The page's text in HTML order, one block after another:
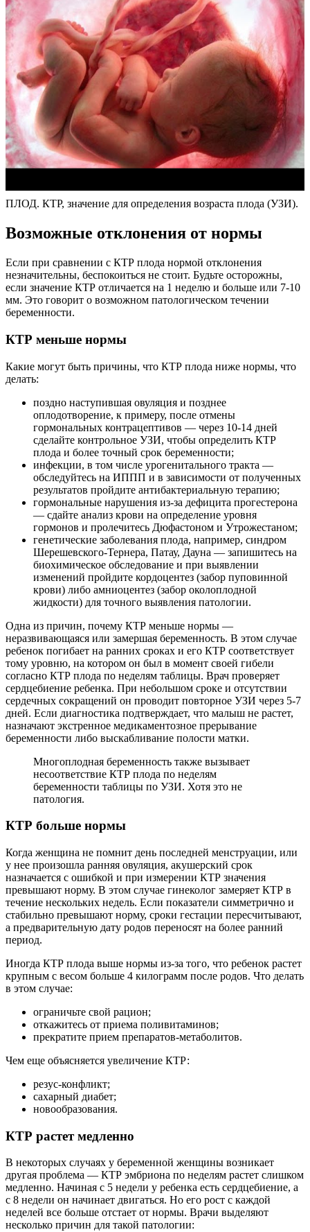
ПЛОД. КТР, значение для определения возраста плода (УЗИ).
Возможные отклонения от нормы
Если при сравнении с КТР плода нормой отклонения
незначительны, беспокоиться не стоит. Будьте осторожны,
если значение КТР отличается на 1 неделю и больше или 7-10
мм. Это говорит о возможном патологическом течении
беременности.
КТР меньше нормы
Какие могут быть причины, что КТР плода ниже нормы, что
делать:
поздно наступившая овуляция и позднее
оплодотворение, к примеру, после отмены
гормональных контрацептивов — через 10-14 дней
сделайте контрольное УЗИ, чтобы определить КТР
плода и более точный срок беременности;
инфекции, в том числе урогенитального тракта —
обследуйтесь на ИППП и в зависимости от полученных
результатов пройдите антибактериальную терапию;
гормональные нарушения из-за дефицита прогестерона
— сдайте анализ крови на определение уровня
гормонов и пролечитесь Дюфастоном и Утрожестаном;
генетические заболевания плода, например, синдром
Шерешевского-Тернера, Патау, Дауна — запишитесь на
биохимическое обследование и при выявлении
изменений пройдите кордоцентез (забор пуповинной
крови) либо амниоцентез (забор околоплодной
жидкости) для точного выявления патологии.
Одна из причин, почему КТР меньше нормы —
неразвивающаяся или замершая беременность. В этом случае
ребенок погибает на ранних сроках и его КТР соответствует
тому уровню, на котором он был в момент своей гибели
согласно КТР плода по неделям таблицы. Врач проверяет
сердцебиение ребенка. При небольшом сроке и отсутствии
сердечных сокращений он проводит повторное УЗИ через 5-7
дней. Если диагностика подтверждает, что малыш не растет,
назначают экстренное медикаментозное прерывание
беременности либо выскабливание полости матки.
Многоплодная беременность также вызывает
несоответствие КТР плода по неделям
беременности таблицы по УЗИ. Хотя это не
патология.
КТР больше нормы
Когда женщина не помнит день последней менструации, или
у нее произошла ранняя овуляция, акушерский срок
назначается с ошибкой и при измерении КТР значения
превышают норму. В этом случае гинеколог замеряет КТР в
течение нескольких недель. Если показатели симметрично и
стабильно превышают норму, сроки гестации пересчитывают,
а предварительную дату родов переносят на более ранний
период.
Иногда КТР плода выше нормы из-за того, что ребенок растет
крупным с весом больше 4 килограмм после родов. Что делать
в этом случае:
ограничьте свой рацион;
откажитесь от приема поливитаминов;
прекратите прием препаратов-метаболитов.
Чем еще объясняется увеличение КТР:
резус-конфликт;
сахарный диабет;
новообразования.
КТР растет медленно
В некоторых случаях у беременной женщины возникает
другая проблема — КТР эмбриона по неделям растет слишком
медленно. Начиная с 5 недели у ребенка есть сердцебиение, а
с 8 недели он начинает двигаться. Но его рост с каждой
неделей все больше отстает от нормы. Врачи выделяют
несколько причин для такой патологии: